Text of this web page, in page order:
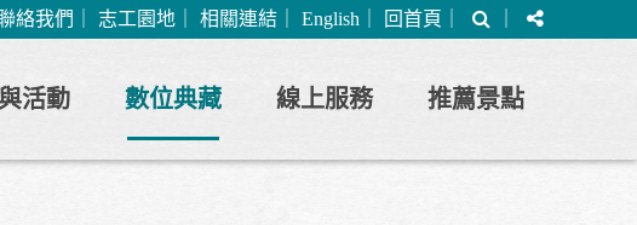
絡我們 志工園地 相關連結 English 回首頁
尋
分
享
活動 數位典藏 線上服務 推薦景點